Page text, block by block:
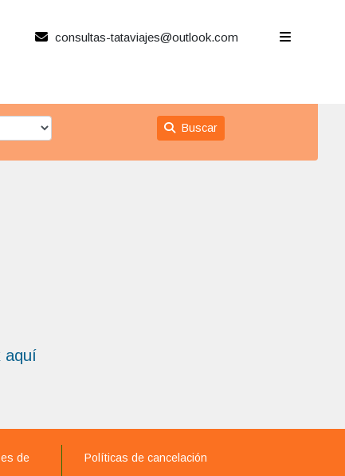
consultas-tataviajes@outlook.com
Buscar
aquí
de
Políticas de cancelación